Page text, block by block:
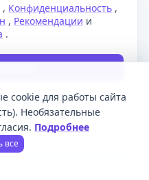
, Конфиденциальность ,
, Рекомендации и
.
Войти
cookie для работы сайта
Необязательные
Подробнее
все